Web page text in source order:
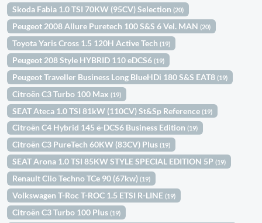
Skoda Fabia 1.0 TSI 70KW (95CV) Selection(20)
Peugeot 2008 Allure Puretech 100 S&S 6 Vel. MAN(20)
Toyota Yaris Cross 1.5 120H Active Tech(19)
Peugeot 208 Style HYBRID 110 eDCS6(19)
Peugeot Traveller Business Long BlueHDi 180 S&S EAT8(19)
Citroën C3 Turbo 100 Max(19)
SEAT Ateca 1.0 TSI 81kW (110CV) St&Sp Reference(19)
Citroën C4 Hybrid 145 ë-DCS6 Business Edition(19)
Citroën C3 PureTech 60KW (83CV) Plus(19)
SEAT Arona 1.0 TSI 85KW STYLE SPECIAL EDITION 5P(19)
Renault Clio Techno TCe 90 (67kw)(19)
Volkswagen T-Roc T-ROC 1.5 ETSI R-LINE(19)
Citroën C3 Turbo 100 Plus(19)